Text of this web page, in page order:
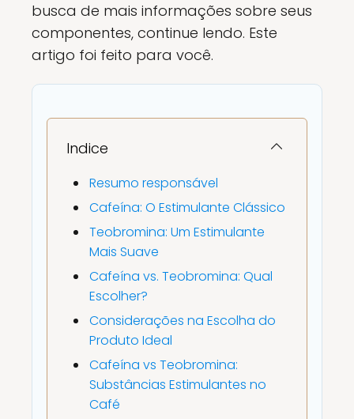
busca de mais informações sobre seus
componentes, continue lendo. Este
artigo foi feito para você.
Indice
Resumo responsável
Cafeína: O Estimulante Clássico
Teobromina: Um Estimulante
Mais Suave
Cafeína vs. Teobromina: Qual
Escolher?
Considerações na Escolha do
Produto Ideal
Cafeína vs Teobromina:
Substâncias Estimulantes no
Café